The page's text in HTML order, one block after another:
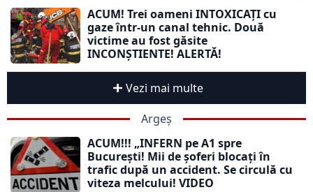
ACUM! Trei oameni INTOXICAȚI cu
gaze într-un canal tehnic. Două
victime au fost găsite
INCONȘTIENTE! ALERTĂ!
Vezi mai multe
Argeș
ACUM!!! „INFERN pe A1 spre
București! Mii de șoferi blocați în
trafic după un accident. Se circulă cu
viteza melcului! VIDEO